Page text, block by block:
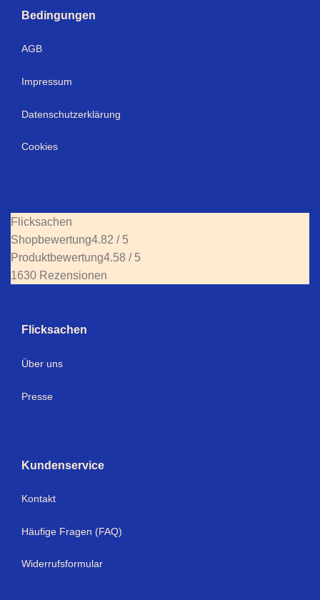
Bedingungen
AGB
Impressum
Datenschutzerklärung
Cookies
Flicksachen
Shopbewertung4.82 / 5
Produktbewertung4.58 / 5
1630 Rezensionen
Flicksachen
Über uns
Presse
Kundenservice
Kontakt
Häufige Fragen (FAQ)
Widerrufsformular